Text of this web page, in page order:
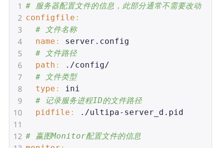
1 # 服务器配置文件的信息，此部分通常不需要改动
2 configfile :
3 # 文件名称
4
  name
: server.config
5 # 文件路径
6
  path
: ./config/
7 # 文件类型
8
  type
: ini
9 # 记录服务进程ID的文件路径
10
  pidfile
: ./ultipa-server_d.pid
11
12 # 嬴图Monitor配置文件的信息